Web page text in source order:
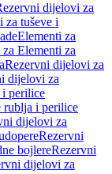
dijelovi za
za tuševe i
Elementi za
Elementi za
Rezervni dijelovi za
dijelovi za
i perilice
rublja i perilice
dijelovi za
Rezervni
bojlereRezervni
dijelovi za